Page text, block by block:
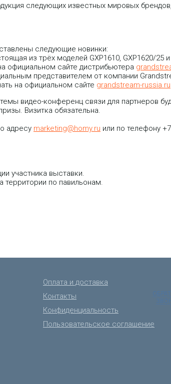
следующих известных мировых
следующие новинки:
из трёх моделей GXP1610, GXP1620/
официальном сайте дистрибьютера
представителем от компании
на официальном сайте grandstream-russia.ru
видео-конференц связи для партнеров
Визитка обязательна.
адресу marketing@homy.ru или по телефону
участника выставки.
территории по павильонам.
Оплата и доставка
Контакты
Конфиденциальность
Пользовательское соглашение